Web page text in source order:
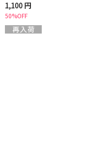
1,100 円
50%OFF